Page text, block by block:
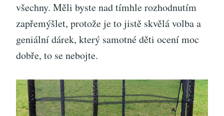
všechny. Měli byste nad tímhle rozhodnutím
zapřemýšlet, protože je to jistě skvělá volba a
geniální dárek, který samotné děti ocení moc
dobře, to se nebojte.